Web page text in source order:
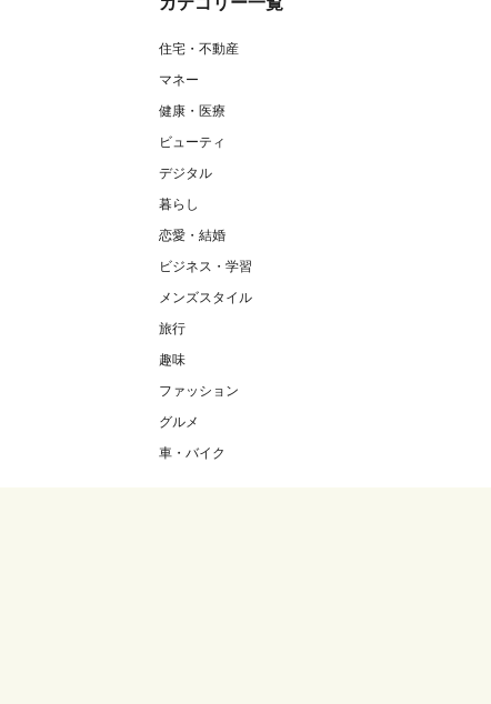
住宅・不動産
マネー
健康・医療
ビューティ
デジタル
暮らし
恋愛・結婚
ビジネス・学習
メンズスタイル
旅行
趣味
ファッション
グルメ
車・バイク